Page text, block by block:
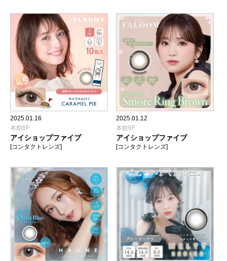
2025.01.16
本館6F
アイショップファイブ
[コンタクトレンズ]
2025.01.12
本館6F
アイショップファイブ
[コンタクトレンズ]